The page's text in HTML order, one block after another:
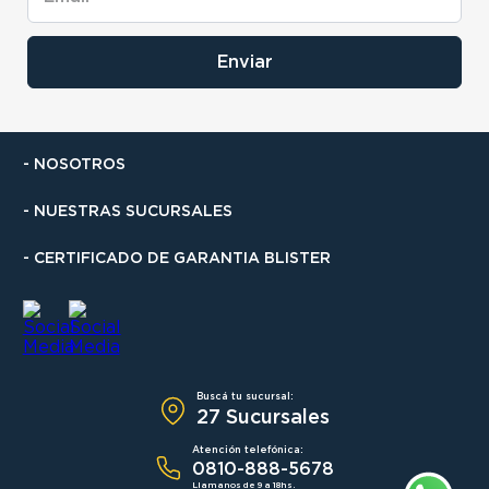
Enviar
- NOSOTROS
- NUESTRAS SUCURSALES
- CERTIFICADO DE GARANTIA BLISTER
Buscá tu sucursal:
27 Sucursales
Atención telefónica:
0810-888-5678
Llamanos de 9 a 18hs.